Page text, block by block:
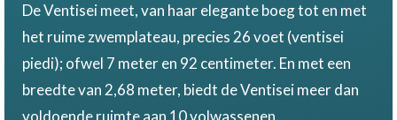
De Ventisei meet, van haar elegante boeg tot en met
het ruime zwemplateau, precies 26 voet (ventisei
piedi); ofwel 7 meter en 92 centimeter. En met een
breedte van 2,68 meter, biedt de Ventisei meer dan
voldoende ruimte aan 10 volwassenen.